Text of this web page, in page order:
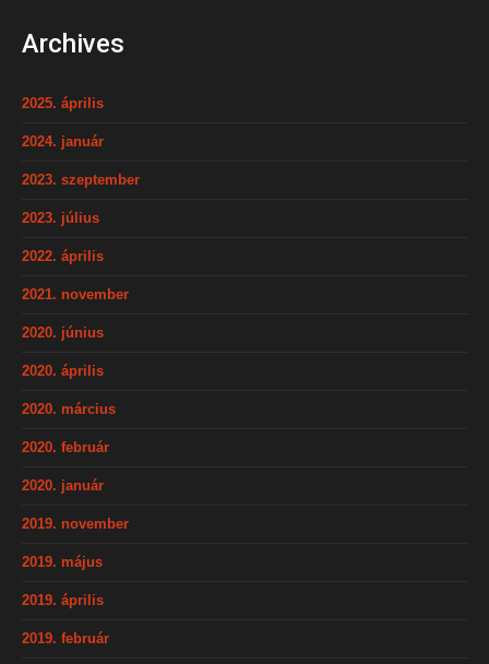
Archives
2025. április
2024. január
2023. szeptember
2023. július
2022. április
2021. november
2020. június
2020. április
2020. március
2020. február
2020. január
2019. november
2019. május
2019. április
2019. február